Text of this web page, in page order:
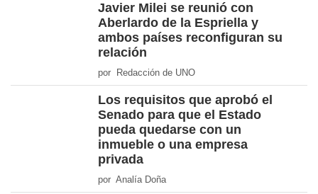
Javier Milei se reunió con
Aberlardo de la Espriella y
ambos países reconfiguran su
relación
por Redacción de UNO
Los requisitos que aprobó el
Senado para que el Estado
pueda quedarse con un
inmueble o una empresa
privada
por Analía Doña